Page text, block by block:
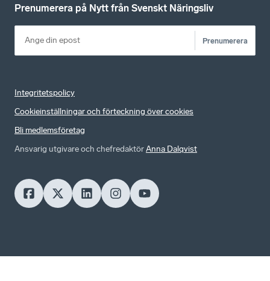
Prenumerera på Nytt från Svenskt Näringsliv
Prenumerera
Integritetspolicy
Cookieinställningar och förteckning över cookies
Bli medlemsföretag
Ansvarig utgivare och chefredaktörAnna Dalqvist